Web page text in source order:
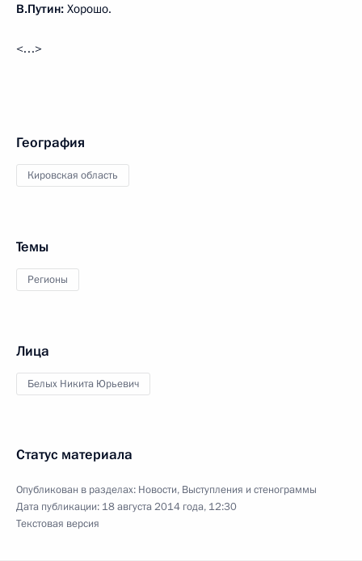
В.Путин: Хорошо.
<…>
География
Кировская область
Темы
Регионы
Лица
Белых Никита Юрьевич
Статус материала
Опубликован в разделах: Новости, Выступления и стенограммы
Дата публикации: 18 августа 2014 года, 12:30
Текстовая версия